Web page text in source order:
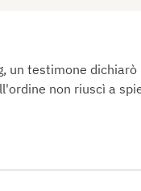
un testimone
non riuscì a